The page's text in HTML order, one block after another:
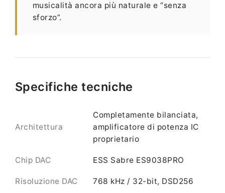
musicalità ancora più naturale e “senza
sforzo”.
Specifiche tecniche
Architettura
Completamente bilanciata,
amplificatore di potenza IC
proprietario
Chip DAC ESS Sabre ES9038PRO
Risoluzione DAC 768 kHz / 32-bit, DSD256